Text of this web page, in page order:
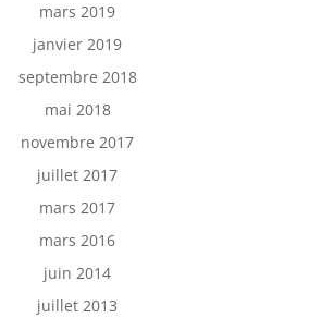
mars 2019
janvier 2019
septembre 2018
mai 2018
novembre 2017
juillet 2017
mars 2017
mars 2016
juin 2014
juillet 2013